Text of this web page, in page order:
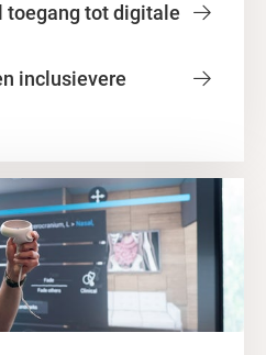
toegang tot digitale
inclusievere